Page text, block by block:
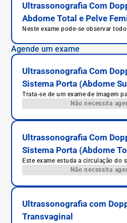
Ultrassonografia Com
Abdome Total e Pelve
Neste exame pode-se observar
Agende um exame
Ultrassonografia Com
Sistema Porta (Abdome
Trata-se de um exame de imagem
patologias do sistema porta no
Não necessita
Ultrassonografia Com
Sistema Porta (Abdome
Este exame estuda a circulação do
todas as veias que drenam o
pâncreas e vesícula biliar.
Não necessita
Ultrassonografia com
Transvaginal